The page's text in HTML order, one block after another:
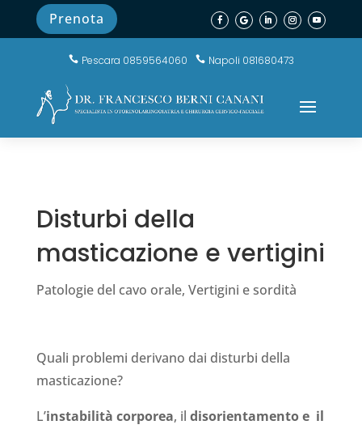
Prenota
 Pescara 0859564060  Napoli 081680473
Disturbi della
masticazione e vertigini
Patologie del cavo orale, Vertigini e sordità
Quali problemi derivano dai disturbi della
masticazione?
L’instabilità corporea, il disorientamento e il